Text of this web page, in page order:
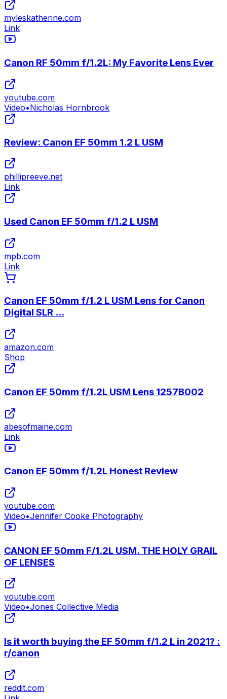
myleskatherine.com
Link
Canon RF 50mm f/1.2L: My Favorite Lens Ever
youtube.com
Video•Nicholas Hornbrook
Review: Canon EF 50mm 1.2 L USM
phillipreeve.net
Link
Used Canon EF 50mm f/1.2 L USM
mpb.com
Link
Canon EF 50mm f/1.2 L USM Lens for Canon
Digital SLR ...
amazon.com
Shop
Canon EF 50mm f/1.2L USM Lens 1257B002
abesofmaine.com
Link
Canon EF 50mm f/1.2L Honest Review
youtube.com
Video•Jennifer Cooke Photography
CANON EF 50mm F/1.2L USM. THE HOLY GRAIL
OF LENSES
youtube.com
Video•Jones Collective Media
Is it worth buying the EF 50mm f/1.2 L in 2021? :
r/canon
reddit.com